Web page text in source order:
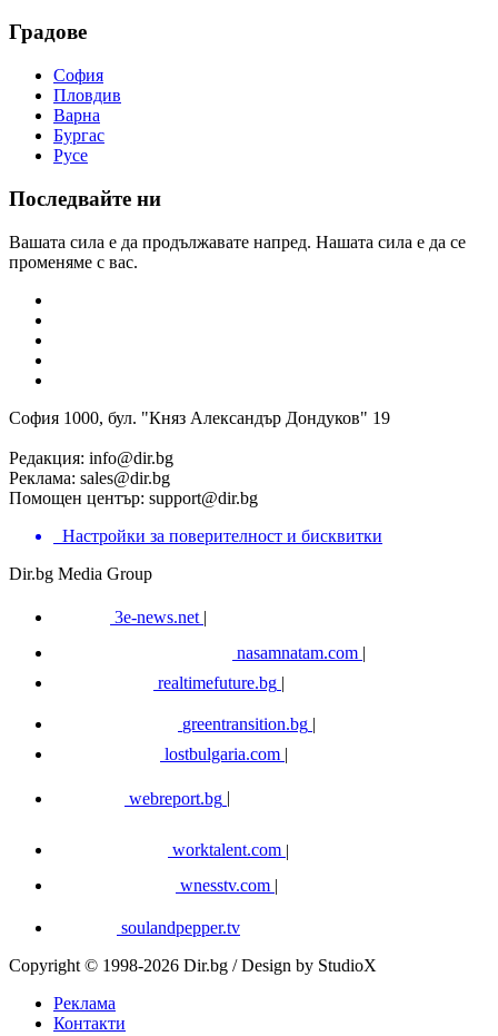
Градове
София
Пловдив
Варна
Бургас
Русе
Последвайте ни
Вашата сила е да продължавате напред. Нашата сила е да се
променяме с вас.
София 1000, бул. "Княз Александър Дондуков" 19
Редакция: info@dir.bg
Реклама: sales@dir.bg
Помощен център: support@dir.bg
Настройки за поверителност и бисквитки
Dir.bg Media Group
3e-news.net |
nasamnatam.com |
realtimefuture.bg |
greentransition.bg |
lostbulgaria.com |
webreport.bg
worktalent.com |
wnesstv.com |
soulandpepper.tv
Copyright © 1998-2026 Dir.bg / Design by StudioX
Реклама
Контакти